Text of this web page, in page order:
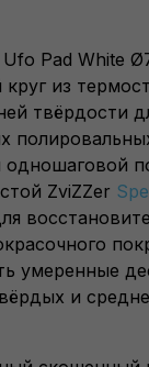
Pad White
из
твёрдости
одношаговой
ZviZZer
умеренные
и